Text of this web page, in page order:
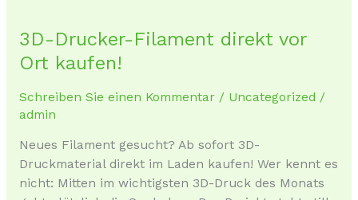
3D-Drucker-Filament direkt vor
Ort kaufen!
Schreiben Sie einen Kommentar / Uncategorized /
admin
Neues Filament gesucht? Ab sofort 3D-
Druckmaterial direkt im Laden kaufen! Wer kennt es
nicht: Mitten im wichtigsten 3D-Druck des Monats
3D-
Drucker-
Filament
direkt
vor
kaufen!